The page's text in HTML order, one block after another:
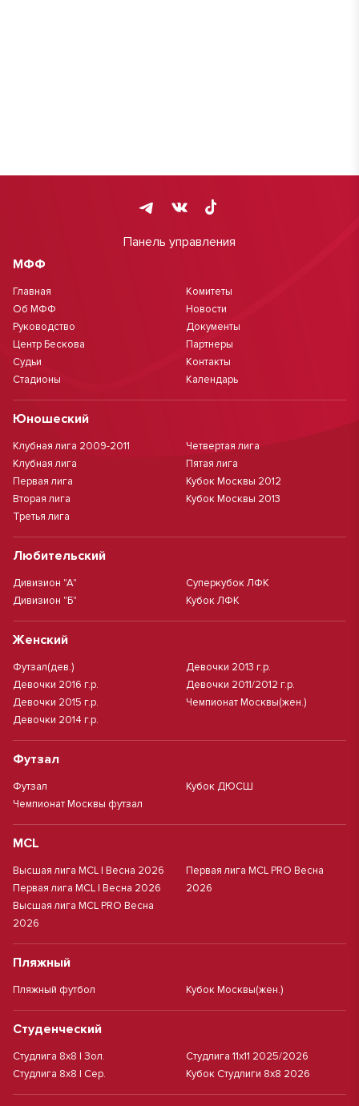
Панель управления
МФФ
Главная
Об МФФ
Руководство
Центр Бескова
Судьи
Стадионы
Комитеты
Новости
Документы
Партнеры
Контакты
Календарь
Юношеский
Клубная лига 2009-2011
Клубная лига
Первая лига
Вторая лига
Третья лига
Четвертая лига
Пятая лига
Кубок Москвы 2012
Кубок Москвы 2013
Любительский
Дивизион "А"
Дивизион "Б"
Суперкубок ЛФК
Кубок ЛФК
Женский
Футзал(дев.)
Девочки 2016 г.р.
Девочки 2015 г.р.
Девочки 2014 г.р.
Девочки 2013 г.р.
Девочки 2011/2012 г.р.
Чемпионат Москвы(жен.)
Футзал
Футзал
Чемпионат Москвы футзал
Кубок ДЮСШ
MCL
Высшая лига MCL | Весна 2026
Первая лига MCL | Весна 2026
Высшая лига MCL PRO Весна
2026
Первая лига MCL PRO Весна
2026
Пляжный
Пляжный футбол Кубок Москвы(жен.)
Студенческий
Студлига 8х8 | Зол.
Студлига 8х8 | Сер.
Студлига 11х11 2025/2026
Кубок Студлиги 8х8 2026